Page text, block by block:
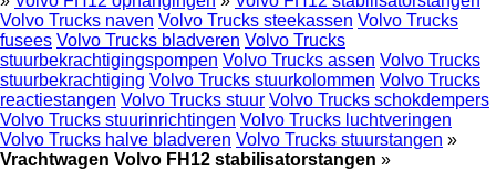
Volvo Trucks naven Volvo Trucks steekassen Volvo Trucks
fusees Volvo Trucks bladveren Volvo Trucks
stuurbekrachtigingspompen Volvo Trucks assen Volvo Trucks
stuurbekrachtiging Volvo Trucks stuurkolommen Volvo Trucks
reactiestangen Volvo Trucks stuur Volvo Trucks schokdempers
Volvo Trucks stuurinrichtingen Volvo Trucks luchtveringen
Volvo Trucks halve bladveren Volvo Trucks stuurstangen »
Vrachtwagen Volvo FH12 stabilisatorstangen »